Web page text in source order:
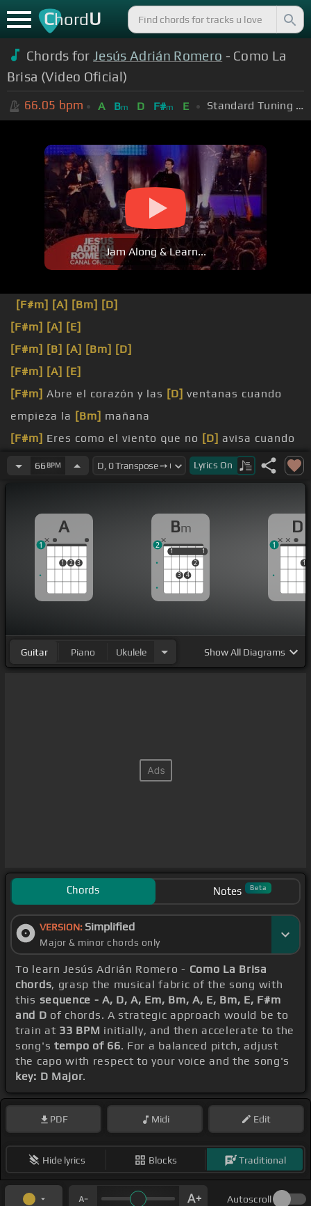
ChordU
Chords forJesús Adrián Romero - Como La
Brisa (Video Oficial)
66.05 bpm A Bm D F#m E Standard Tuning (EADGBE)
Jam Along & Learn...
[F#m] [A] [Bm] [D]
[F#m] [A] [E]
[F#m] [B] [A] [Bm] [D]
[F#m] [A] [E]
[F#m] Abre el corazón y las [D] ventanas cuando
empieza la [Bm] mañana
[F#m] Eres como el viento que no [D] avisa cuando
sopla y trae la
[Bm]
66 BPM Lyrics On
A
1 2 3
1
Bm
1
3 4
2
1
1 1
2
D
1
1
Guitar Piano Ukulele ShowAll Diagrams
Chords Notes Beta
VERSION: Simplified
Major & minor chords only
To learn Jesús Adrián Romero - Como La Brisa
chords, grasp the musical fabric of the song with
this sequence - A, D, A, Em, Bm, A, E, Bm, E, F#m
and D of chords. A strategic approach would be to
train at 33 BPM initially, and then accelerate to the
song's tempo of 66. For a balanced pitch, adjust
the capo with respect to your voice and the song's
key: D Major.
PDF Midi Edit
Hide lyrics Blocks Traditional
Autoscroll